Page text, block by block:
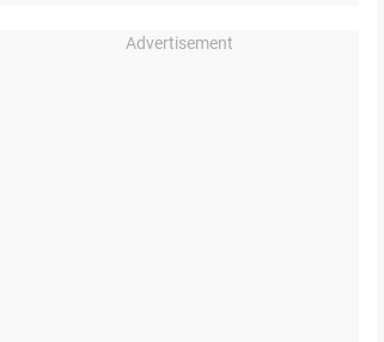
Advertisement